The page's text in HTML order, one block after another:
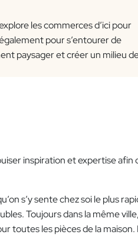
les commerces d’ici pour
pour s’entourer de
paysager et créer un milieu
inspiration et expertise
s’y sente chez soi le plus
Toujours dans la même
toutes les pièces de la